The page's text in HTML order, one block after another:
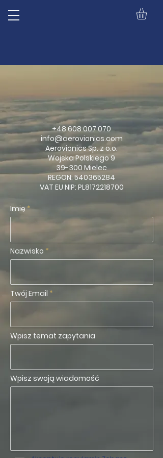
+48 608 007 070
info@aerovionics.com
Aerovionics Sp. z o.o.
Wojska Polskiego 9
39-300 Mielec
REGON:540365284
VAT EU NIP: PL8172218700
Imię
Nazwisko
Twój Email
Wpisz temat zapytania
Wpisz swoją wiadomość